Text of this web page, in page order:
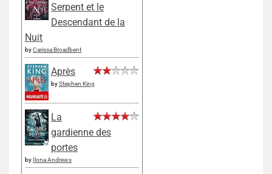
Serpent et le
Descendant de la
Nuit
byCarissa Broadbent
Après
byStephen King
La
gardienne des
portes
by Ilona Andrews